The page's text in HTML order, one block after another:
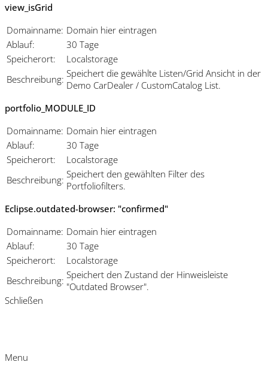
view_isGrid
Domainname: Domain hier eintragen
Ablauf:
30 Tage
Speicherort:
Localstorage
Beschreibung: Speichert die gewählte Listen/Grid Ansicht in der
Demo CarDealer / CustomCatalog List.
portfolio_MODULE_ID
Domainname: Domain hier eintragen
Ablauf:
30 Tage
Speicherort:
Localstorage
Beschreibung: Speichert den gewählten Filter des
Portfoliofilters.
Eclipse.outdated-browser: "confirmed"
Domainname: Domain hier eintragen
Ablauf:
30 Tage
Speicherort:
Localstorage
Beschreibung: Speichert den Zustand der Hinweisleiste
"Outdated Browser".
Schließen
Menu